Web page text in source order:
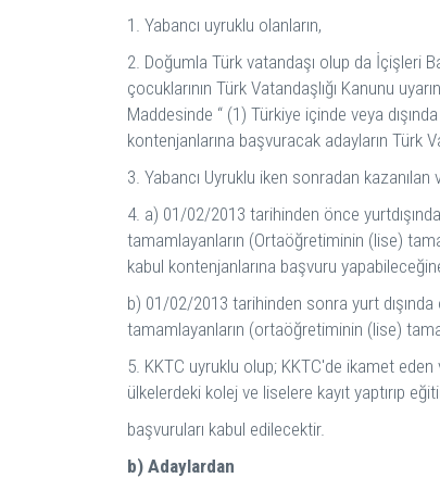
1. Yabancı uyruklu olanların,
2. Doğumla Türk vatandaşı olup da İçişleri
çocuklarının Türk Vatandaşlığı Kanunu
Maddesinde “ (1) Türkiye içinde veya
kontenjanlarına başvuracak adayların Türk
3. Yabancı Uyruklu iken sonradan
4. a) 01/02/2013 tarihinden önce
tamamlayanların (Ortaöğretiminin (lise)
kabul kontenjanlarına başvuru
b) 01/02/2013 tarihinden sonra yurt
tamamlayanların (ortaöğretiminin (lise)
5. KKTC uyruklu olup; KKTC'de ikamet
ülkelerdeki kolej ve liselere kayıt yaptırıp
başvuruları kabul edilecektir.
b) Adaylardan